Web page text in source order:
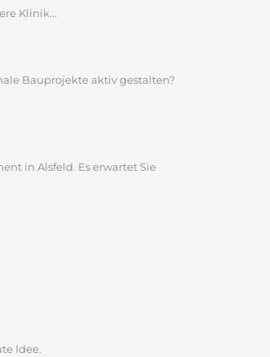
Klinik...
Bauprojekte aktiv gestalten?
in Alsfeld. Es erwartet Sie
Idee.